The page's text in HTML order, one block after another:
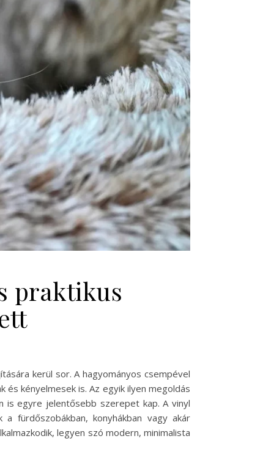
praktikus
kerül sor. A hagyományos csempével
és kényelmesek is. Az egyik ilyen megoldás
is egyre jelentősebb szerepet kap. A vinyl
fürdőszobákban, konyhákban vagy akár
legyen szó modern, minimalista